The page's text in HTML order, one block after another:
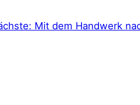
Mit dem Handwerk